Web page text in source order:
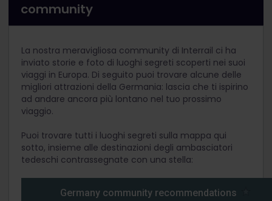
community
La nostra meravigliosa community di Interrail ci ha
inviato storie e foto di luoghi segreti scoperti nei suoi
viaggi in Europa. Di seguito puoi trovare alcune delle
migliori attrazioni della Germania: lascia che ti ispirino
ad andare ancora più lontano nel tuo prossimo
viaggio.
Puoi trovare tutti i luoghi segreti sulla mappa qui
sotto, insieme alle destinazioni degli ambasciatori
tedeschi contrassegnate con una stella: